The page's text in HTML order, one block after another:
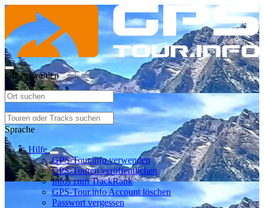
Ort auswählen
Sprache
Hilfe
GPS-Tour.info verwenden
GPS-Touren veröffentlichen
Infos zum TrackRank
GPS-Tour.info Account löschen
Passwort vergessen